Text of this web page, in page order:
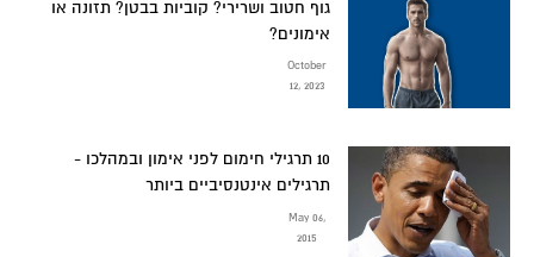
גוף חטוב ושרירי? קוביות בבטן? תזונה או
אימונים?
October
12, 2023
10 תרגילי חימום לפני אימון ובמהלכו -
תרגילים אינטנסיביים ביותר
May 06,
2015